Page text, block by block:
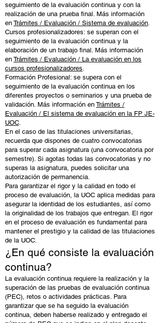
seguimiento de la evaluación continua y con la
realización de una prueba final. Más información
en Trámites / Evaluación / Sistema de evaluación.
Cursos profesionalizadores: se superan con el
seguimiento de la evaluación continua y la
elaboración de un trabajo final. Más información
en Trámites / Evaluación / La evaluación en los
cursos profesionalizadores.
Formación Profesional: se supera con el
seguimiento de la evaluación continua en los
diferentes proyectos o seminarios y una prueba de
validación. Más información en Trámites /
Evaluación / El sistema de evaluación en la FP JE-
UOC.
En el caso de las titulaciones universitarias,
recuerda que dispones de cuatro convocatorias
para superar cada asignatura (una convocatoria por
semestre). Si agotas todas las convocatorias y no
superas la asignatura, puedes solicitar una
autorización de permanencia.
Para garantizar el rigor y la calidad en todo el
proceso de evaluación, la UOC aplica medidas para
asegurar la identidad de los estudiantes, así como
la originalidad de los trabajos que entregan. El rigor
en el proceso de evaluación es fundamental para
mantener el prestigio y la calidad de las titulaciones
de la UOC.
¿En qué consiste la evaluación
continua?
La evaluación continua requiere la realización y la
superación de las pruebas de evaluación continua
(PEC), retos o actividades prácticas. Para
garantizar que se ha seguido la evaluación
continua, deben haberse realizado y entregado el